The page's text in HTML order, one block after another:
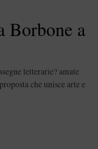
Borbone a
letterarie? amate
che unisce arte e